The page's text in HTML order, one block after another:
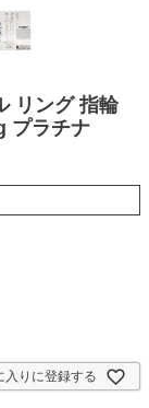
リング 指輪
プラチナ
入りに登録する